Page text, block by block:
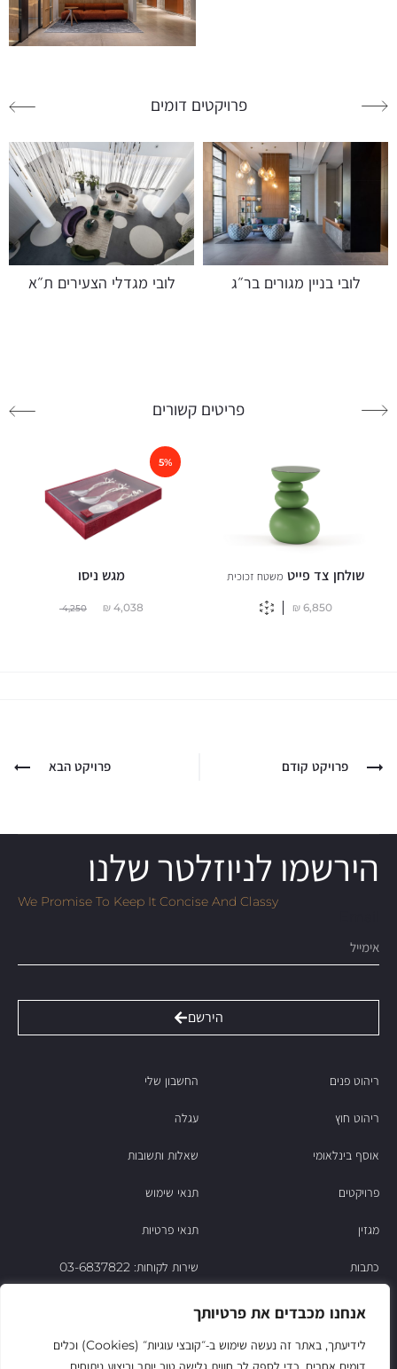
אנחנו מכבדים את פרטיותך
לידיעתך, באתר זה נעשה שימוש ב‑״קובצי עוגיות״ (Cookies) וכלים
פרויקטים דומים
לובי בניין מגורים בר״ג לובי מגדלי הצעירים ת״א
פריטים קשורים
שולחן צד פייט משטח זכוכית
6,850
₪
מגש ניסו
5%
4,038
₪
4,250
פרויקט קודם פרויקט הבא
הירשמו לניוזלטר שלנו
We Promise To Keep It Concise And Classy
הירשם
ריהוט פנים
ריהוט חוץ
אוסף בינלאומי
פרויקטים
מגזין
כתבות
צור קשר
החשבון שלי
עגלה
שאלות ותשובות
תנאי שימוש
תנאי פרטיות
שירות לקוחות: 03-6837822